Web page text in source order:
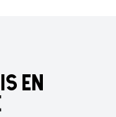
EN